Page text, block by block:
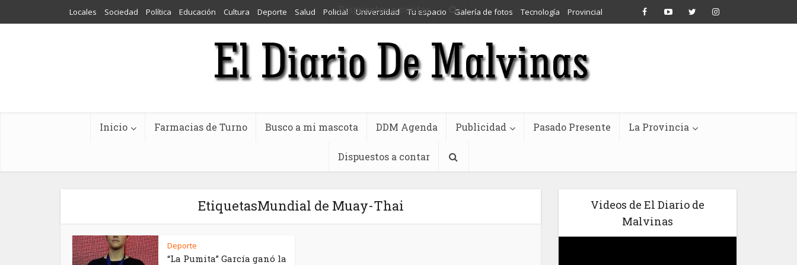
Dispuestos a contar
Locales Sociedad Política Educación Cultura Deporte Salud Policial Universidad Tu espacio Galería de fotos Tecnología Provincial
Inicio Farmacias de Turno Busco a mi mascota DDM Agenda Publicidad Pasado Presente La Provincia
Dispuestos a contar
EtiquetasMundial de Muay-Thai
Deporte
“La Pumita” García ganó la
Videos de El Diario de
Malvinas